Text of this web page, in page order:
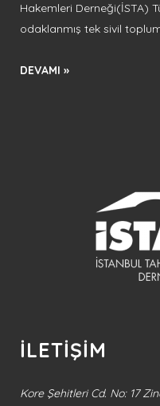
Hakemleri Derneği(İSTA)
odaklanmış tek sivil
DEVAMI »
İLETİŞİM
Kore Şehitleri Cd. No: 17